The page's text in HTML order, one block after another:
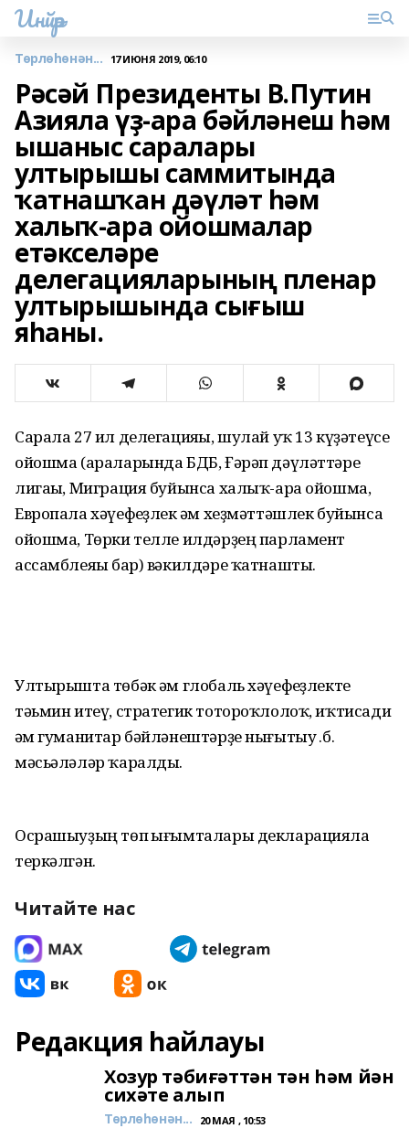
Инйәр
Төрлөһөнән... 17 ИЮНЯ 2019, 06:10
Рәсәй Президенты В.Путин
Азияла үҙ-ара бәйләнеш һәм
ышаныс саралары
ултырышы саммитында
ҡатнашҡан дәүләт һәм
халыҡ-ара ойошмалар
етәкселәре
делегацияларының пленар
ултырышында сығыш
яһаны.
Сарала 27 ил делегацияһы, шулай уҡ 13 күҙәтеүсе
ойошма (араларында БДБ, Ғәрәп дәүләттәре
лигаһы, Миграция буйынса халыҡ-ара ойошма,
Европала хәүефһеҙлек һәм хеҙмәттәшлек буйынса
ойошма, Төрки телле илдәрҙең парламент
ассамблеяһы бар) вәкилдәре ҡатнашты.
Ултырышта төбәк һәм глобаль хәүефһеҙлекте
тәьмин итеү, стратегик тотороҡлолоҡ, иҡтисади
һәм гуманитар бәйләнештәрҙе нығытыу һ.б.
мәсьәләләр ҡаралды.
Осрашыуҙың төп һығымталары декларацияла
теркәлгән.
Читайте нас
Редакция һайлауы
Хозур тәбиғәттән тән һәм йән
сихәте алып
Төрлөһөнән... 20 МАЯ , 10:53